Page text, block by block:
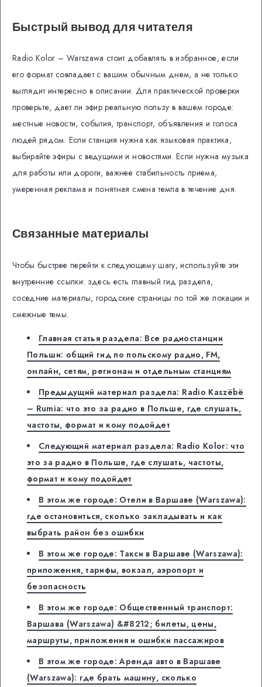
Быстрый вывод для читателя
Radio Kolor – Warszawa стоит добавлять в избранное, если
его формат совпадает с вашим обычным днем, а не только
выглядит интересно в описании. Для практической проверки
проверьте, дает ли эфир реальную пользу в вашем городе:
местные новости, события, транспорт, объявления и голоса
людей рядом. Если станция нужна как языковая практика,
выбирайте эфиры с ведущими и новостями. Если нужна музыка
для работы или дороги, важнее стабильность приема,
умеренная реклама и понятная смена темпа в течение дня.
Связанные материалы
Чтобы быстрее перейти к следующему шагу, используйте эти
внутренние ссылки: здесь есть главный гид раздела,
соседние материалы, городские страницы по той же локации и
смежные темы.
Главная статья раздела: Все радиостанции
Польши: общий гид по польскому радио, FM,
онлайн, сетям, регионам и отдельным станциям
Предыдущий материал раздела: Radio Kaszëbë
– Rumia: что это за радио в Польше, где слушать,
частоты, формат и кому подойдет
Следующий материал раздела: Radio Kolor: что
это за радио в Польше, где слушать, частоты,
формат и кому подойдет
В этом же городе: Отели в Варшаве (Warszawa):
где остановиться, сколько закладывать и как
выбрать район без ошибки
В этом же городе: Такси в Варшаве (Warszawa):
приложения, тарифы, вокзал, аэропорт и
безопасность
В этом же городе: Общественный транспорт:
Варшава (Warszawa) &#8212; билеты, цены,
маршруты, приложения и ошибки пассажиров
В этом же городе: Аренда авто в Варшаве
(Warszawa): где брать машину, сколько